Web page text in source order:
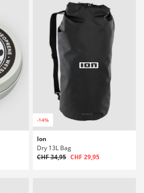
-14%
Ion
Dry 13L Bag
CHF 34,95 CHF 29,95